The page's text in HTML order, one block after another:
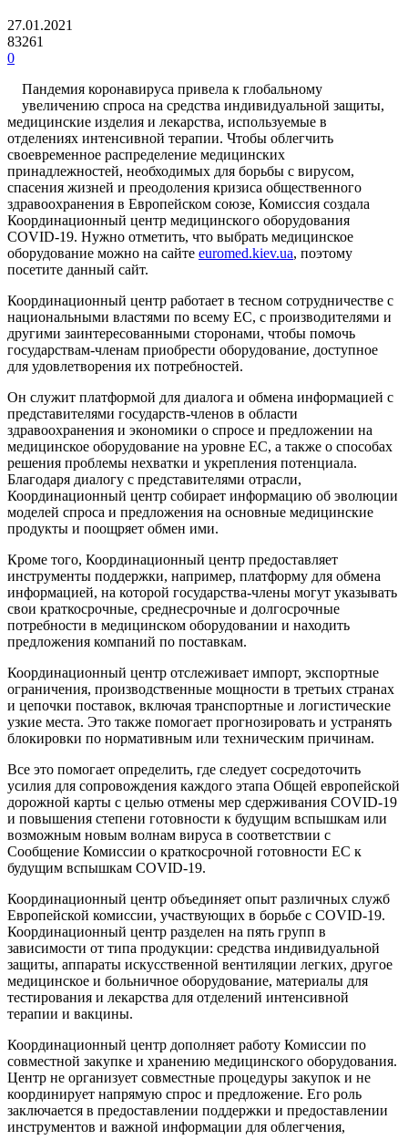
27.01.2021
83261
0
Пандемия коронавируса привела к глобальному
увеличению спроса на средства индивидуальной защиты,
медицинские изделия и лекарства, используемые в
отделениях интенсивной терапии. Чтобы облегчить
своевременное распределение медицинских
принадлежностей, необходимых для борьбы с вирусом,
спасения жизней и преодоления кризиса общественного
здравоохранения в Европейском союзе, Комиссия создала
Координационный центр медицинского оборудования
COVID-19. Нужно отметить, что выбрать медицинское
оборудование можно на сайте euromed.kiev.ua, поэтому
посетите данный сайт.
Координационный центр работает в тесном сотрудничестве с
национальными властями по всему ЕС, с производителями и
другими заинтересованными сторонами, чтобы помочь
государствам-членам приобрести оборудование, доступное
для удовлетворения их потребностей.
Он служит платформой для диалога и обмена информацией с
представителями государств-членов в области
здравоохранения и экономики о спросе и предложении на
медицинское оборудование на уровне ЕС, а также о способах
решения проблемы нехватки и укрепления потенциала.
Благодаря диалогу с представителями отрасли,
Координационный центр собирает информацию об эволюции
моделей спроса и предложения на основные медицинские
продукты и поощряет обмен ими.
Кроме того, Координационный центр предоставляет
инструменты поддержки, например, платформу для обмена
информацией, на которой государства-члены могут указывать
свои краткосрочные, среднесрочные и долгосрочные
потребности в медицинском оборудовании и находить
предложения компаний по поставкам.
Координационный центр отслеживает импорт, экспортные
ограничения, производственные мощности в третьих странах
и цепочки поставок, включая транспортные и логистические
узкие места. Это также помогает прогнозировать и устранять
блокировки по нормативным или техническим причинам.
Все это помогает определить, где следует сосредоточить
усилия для сопровождения каждого этапа Общей европейской
дорожной карты с целью отмены мер сдерживания COVID-19
и повышения степени готовности к будущим вспышкам или
возможным новым волнам вируса в соответствии с
Сообщение Комиссии о краткосрочной готовности ЕС к
будущим вспышкам COVID-19.
Координационный центр объединяет опыт различных служб
Европейской комиссии, участвующих в борьбе с COVID-19.
Координационный центр разделен на пять групп в
зависимости от типа продукции: средства индивидуальной
защиты, аппараты искусственной вентиляции легких, другое
медицинское и больничное оборудование, материалы для
тестирования и лекарства для отделений интенсивной
терапии и вакцины.
Координационный центр дополняет работу Комиссии по
совместной закупке и хранению медицинского оборудования.
Центр не организует совместные процедуры закупок и не
координирует напрямую спрос и предложение. Его роль
заключается в предоставлении поддержки и предоставлении
инструментов и важной информации для облегчения,